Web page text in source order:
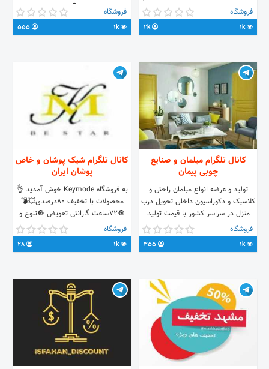
نقاط کشور عزیزمان ایران با کمترین
هزینه و کمترین زمان جهت ثبت سفارش
و اطلاع از قیمت هاوارتباط با ادمین
فروشگاه
1k
2k
◾راهنمای سفارش👇 @Order0_0guide
◾کانال کدهای مرسوله👇 @variziha0_0
فروشگاه
1k
کانال تلگرام مبلمان و صنایع
چوبی پیمان
تولید و عرضه انواع مبلمان راحتی و
کلاسیک و دکوراسیون داخلی تحویل درب
منزل در سراسر کشور با قیمت تولید
09367018370 09211827622فروشگاه
1k
کانال تلگرام شیک پوشان و خاص
پوشان ایران
به فروشگاه Keymode خوش آمدید 👌
محصولات با تخفیف ۸۰‌درصدی💥💣
🔘72ساعت گارانتی تعویض 🔘تنوع و
کیفیت عالی 🔘پرداخت درب منزل 🌹
داراي نماد اعتماد الكترونيكي سایت
فروشگاه👈
فروشگاه
1k